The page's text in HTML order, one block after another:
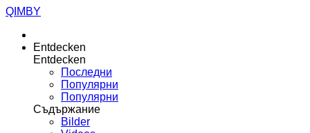
QIMBY
Entdecken
Entdecken
Последни
Популярни
Популярни
Съдържание
Bilder